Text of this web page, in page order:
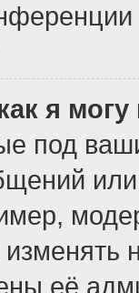
я
под
её